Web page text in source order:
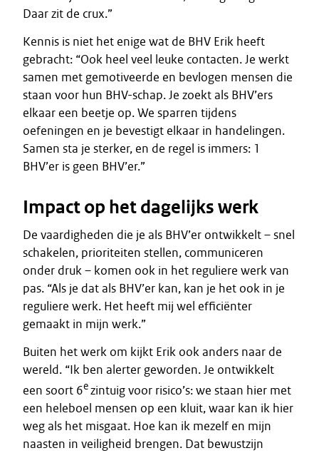
Daar zit de crux.”
Kennis is niet het enige wat de BHV Erik heeft
gebracht: “Ook heel veel leuke contacten. Je werkt
samen met gemotiveerde en bevlogen mensen die
staan voor hun BHV-schap. Je zoekt als BHV’ers
elkaar een beetje op. We sparren tijdens
oefeningen en je bevestigt elkaar in handelingen.
Samen sta je sterker, en de regel is immers: 1
BHV’er is geen BHV’er.”
Impact op het dagelijks werk
De vaardigheden die je als BHV’er ontwikkelt – snel
schakelen, prioriteiten stellen, communiceren
onder druk – komen ook in het reguliere werk van
pas. “Als je dat als BHV’er kan, kan je het ook in je
reguliere werk. Het heeft mij wel efficiënter
gemaakt in mijn werk.”
Buiten het werk om kijkt Erik ook anders naar de
wereld. “Ik ben alerter geworden. Je ontwikkelt
een soort 6ezintuig voor risico’s: we staan hier met
een heleboel mensen op een kluit, waar kan ik hier
weg als het misgaat. Hoe kan ik mezelf en mijn
naasten in veiligheid brengen. Dat bewustzijn